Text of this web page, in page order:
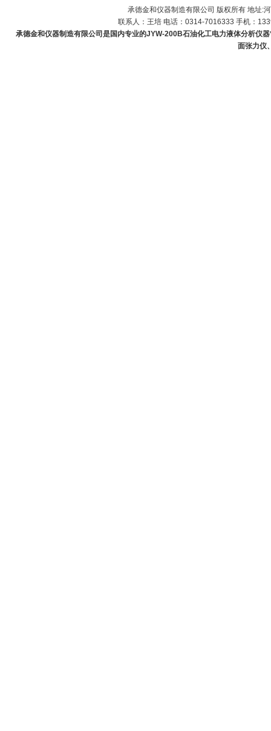
承德金和仪器制造有限公司 版权所有 地址:
联系人：王培 电话：0314-7016333 手机：
承德金和仪器制造有限公司是国内专业的JYW-200B石油化工电力液体分析仪
面张力仪